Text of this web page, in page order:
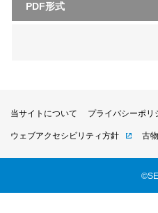
PDF形式
当サイトについて プライバシーポリ
ウェブアクセシビリティ方針 古